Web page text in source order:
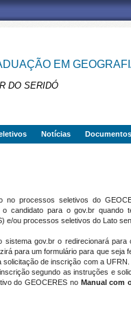
EM
DO SERIDÓ
Notícias Documentos
processos seletivos do
candidato para o gov.br
ou processos seletivos do Lato
gov.br o redirecionará
para um formulário para que
de inscrição com a
segundo as instruções e
do GEOCERES no Manual com